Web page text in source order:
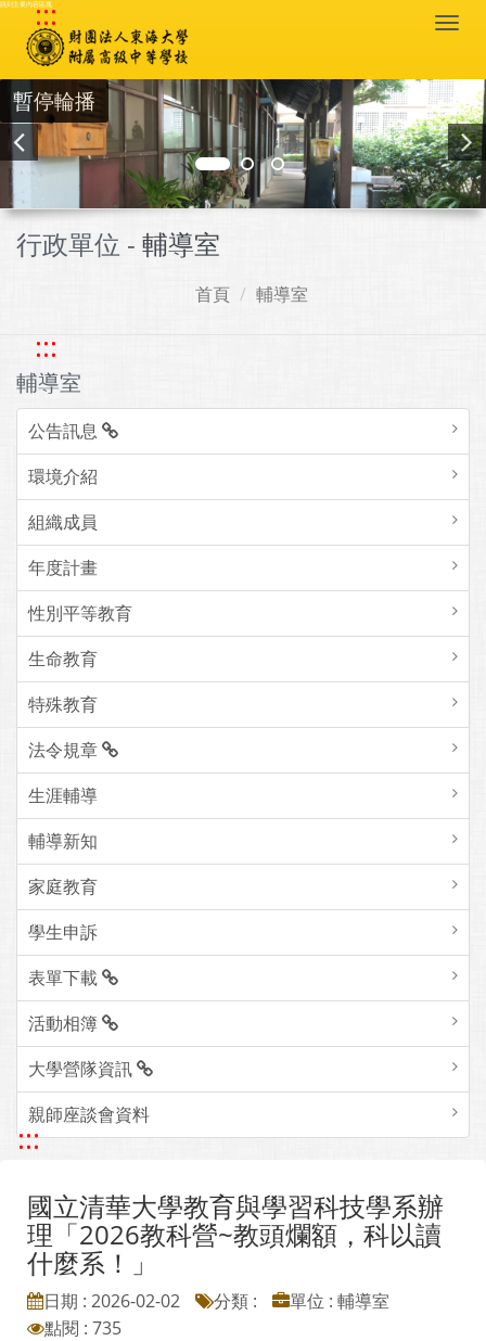
跳到主要內容區塊
:::
暫停輪播
行政單位 - 輔導室
首頁 輔導室
:::
輔導室
公告訊息
環境介紹
組織成員
年度計畫
性別平等教育
生命教育
特殊教育
法令規章
生涯輔導
輔導新知
家庭教育
學生申訴
表單下載
活動相簿
大學營隊資訊
親師座談會資料
:::
國立清華大學教育與學習科技學系辦
理「2026教科營~教頭爛額，科以讀
什麼系！」
日期 : 2026-02-02 分類 :
單位 : 輔導室
點閱 : 735